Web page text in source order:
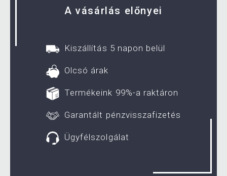
A vásárlás előnyei
Kiszállítás 5 napon belül
Olcsó árak
Termékeink 99%-a raktáron
Garantált pénzvisszafizetés
Ügyfélszolgálat